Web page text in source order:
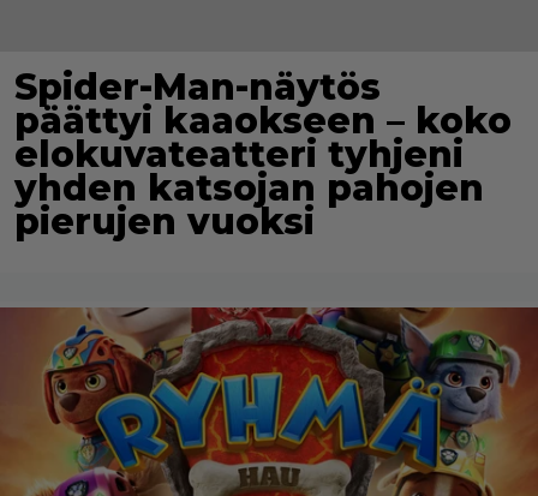
Spider-Man-näytös
päättyi kaaokseen – koko
elokuvateatteri tyhjeni
yhden katsojan pahojen
pierujen vuoksi